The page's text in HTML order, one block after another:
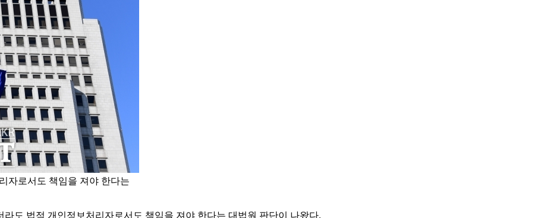
자로서도 책임을 져야 한다는
도 법적 개인정보처리자로서도 책임을 져야 한다는 대법원 판단이 나왔다.